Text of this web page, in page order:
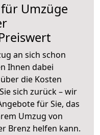
Umzüge
an sich schon
Ihnen dabei
die Kosten
sich zurück – wir
für Sie, das
Umzug von
Brenz helfen kann.